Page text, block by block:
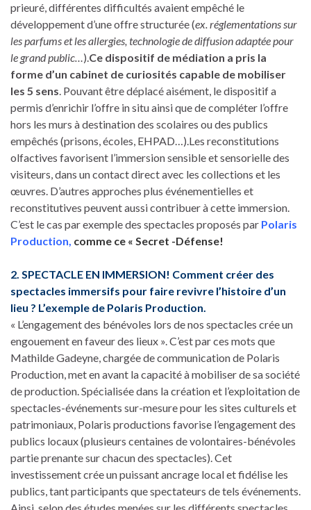
prieuré, différentes difficultés avaient empêché le
développement d’une offre structurée (ex. réglementations sur
les parfums et les allergies, technologie de diffusion adaptée pour
le grand public…).Ce dispositif de médiation a pris la
forme d’un cabinet de curiosités capable de mobiliser
les 5 sens. Pouvant être déplacé aisément, le dispositif a
permis d’enrichir l’offre in situ ainsi que de compléter l’offre
hors les murs à destination des scolaires ou des publics
empêchés (prisons, écoles, EHPAD…).Les reconstitutions
olfactives favorisent l’immersion sensible et sensorielle des
visiteurs, dans un contact direct avec les collections et les
œuvres. D’autres approches plus événementielles et
reconstitutives peuvent aussi contribuer à cette immersion.
C’est le cas par exemple des spectacles proposés par Polaris
Production, comme ce « Secret -Défense!
2. SPECTACLE EN IMMERSION! Comment créer des
spectacles immersifs pour faire revivre l’histoire d’un
lieu ? L’exemple de Polaris Production.
« L’engagement des bénévoles lors de nos spectacles crée un
engouement en faveur des lieux ». C’est par ces mots que
Mathilde Gadeyne, chargée de communication de Polaris
Production, met en avant la capacité à mobiliser de sa société
de production. Spécialisée dans la création et l’exploitation de
spectacles-événements sur-mesure pour les sites culturels et
patrimoniaux, Polaris productions favorise l’engagement des
publics locaux (plusieurs centaines de volontaires-bénévoles
partie prenante sur chacun des spectacles). Cet
investissement crée un puissant ancrage local et fidélise les
publics, tant participants que spectateurs de tels événements.